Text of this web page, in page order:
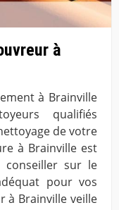
à
à Brainville
qualifiés
de votre
à Brainville est
conseiller sur le
pour vos
à Brainville veille